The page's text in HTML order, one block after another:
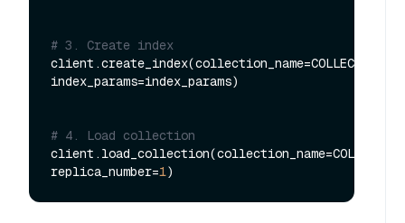
# 3. Create index
index_params=index_params)
# 4. Load collection
replica_number=1